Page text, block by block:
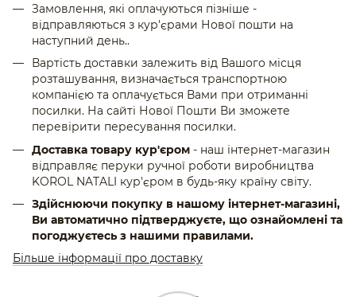
Замовлення, які оплачуються пізніше -
відправляються з кур'єрами Нової пошти на
наступний день..
Вартість доставки залежить від Вашого місця
розташування, визначається транспортною
компанією та оплачується Вами при отриманні
посилки. На сайті Нової Пошти Ви зможете
перевірити пересування посилки.
Доставка товару кур'єром - наш інтернет-магазин
відправляє перуки ручної роботи виробництва
KOROL NATALI кур'єром в будь-яку країну світу.
Здійснюючи покупку в нашому інтернет-магазині,
Ви автоматично підтверджуєте, що ознайомлені та
погоджуєтесь з нашими правилами.
Більше інформації про доставку